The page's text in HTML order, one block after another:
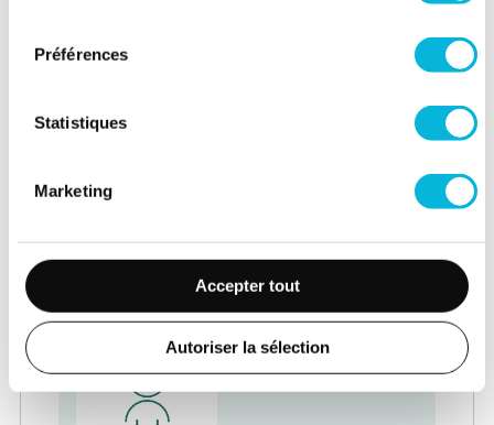
Préférences
Statistiques
Marketing
Accepter tout
Autoriser la sélection
Service de Médecine physique et
Réadaptation - Rhumatologie
Médecin Spécialiste en Médecine
physique - Chef de Service